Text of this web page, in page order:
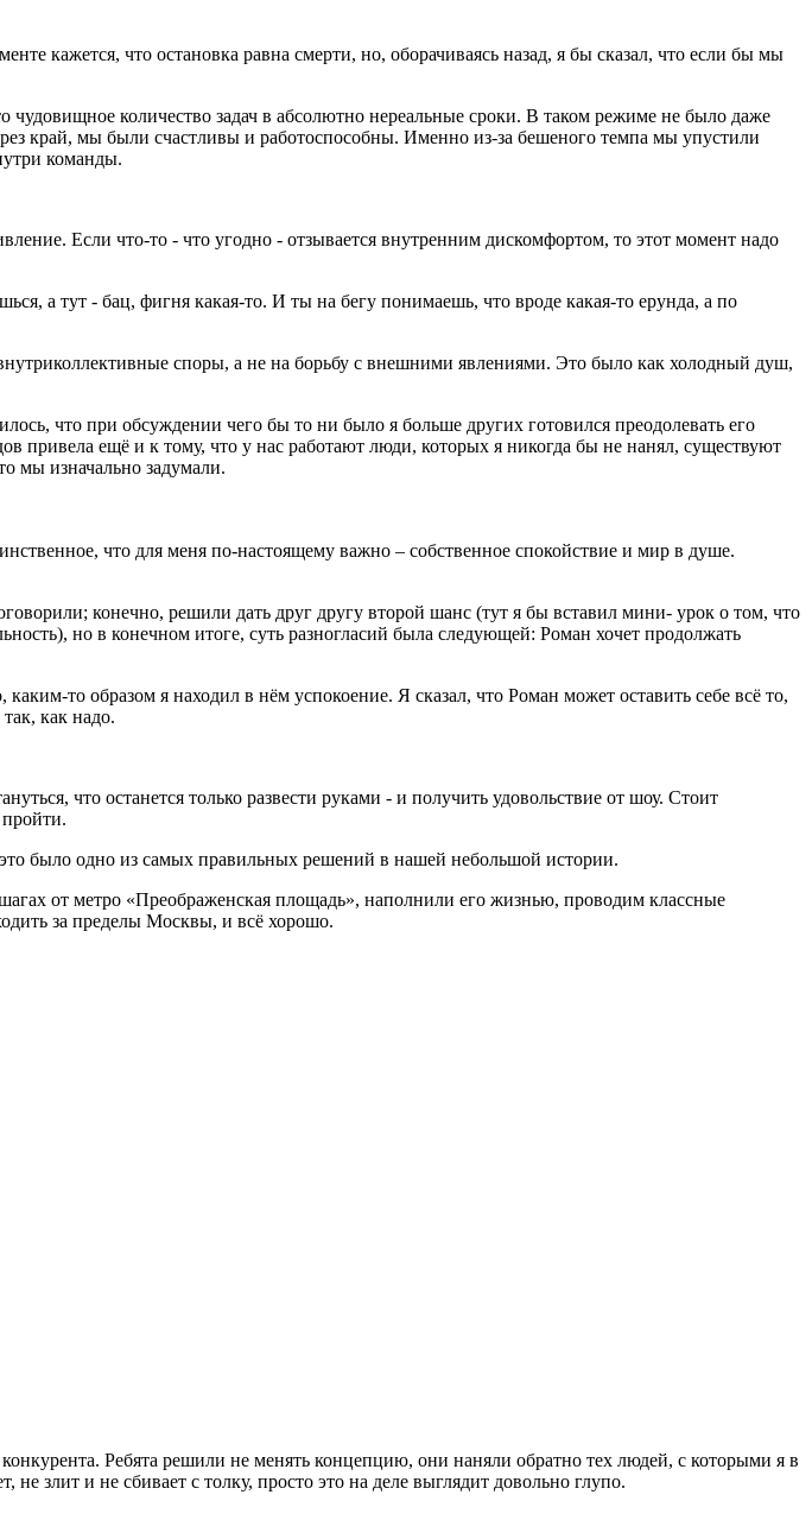
кажется, что остановка равна смерти, но, оборачиваясь назад, я бы сказал, что если бы мы
количество задач в абсолютно нереальные сроки. В таком режиме не было даже
край, мы были счастливы и работоспособны. Именно из-за бешеного темпа мы упустили
команды.
Если что-то - что угодно - отзывается внутренним дискомфортом, то этот момент надо
а тут - бац, фигня какая-то. И ты на бегу понимаешь, что вроде какая-то ерунда, а по
споры, а не на борьбу с внешними явлениями. Это было как холодный душ,
что при обсуждении чего бы то ни было я больше других готовился преодолевать его
привела ещё и к тому, что у нас работают люди, которых я никогда бы не нанял, существуют
мы изначально задумали.
что для меня по-настоящему важно – собственное спокойствие и мир в душе.
конечно, решили дать друг другу второй шанс (тут я бы вставил мини- урок о том, что
но в конечном итоге, суть разногласий была следующей: Роман хочет продолжать
то образом я находил в нём успокоение. Я сказал, что Роман может оставить себе всё то,
как надо.
что останется только развести руками - и получить удовольствие от шоу. Стоит
было одно из самых правильных решений в нашей небольшой истории.
от метро «Преображенская площадь», наполнили его жизнью, проводим классные
за пределы Москвы, и всё хорошо.
Ребята решили не менять концепцию, они наняли обратно тех людей, с которыми я в
не злит и не сбивает с толку, просто это на деле выглядит довольно глупо.